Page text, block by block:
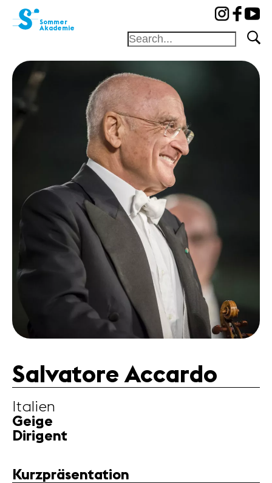
Sommer
Akademie
Professoren
Konzerte
News
Medien
Presse
Jobs
Über uns
Salvatore Accardo
Italien
Geige
Dirigent
Kurzpräsentation